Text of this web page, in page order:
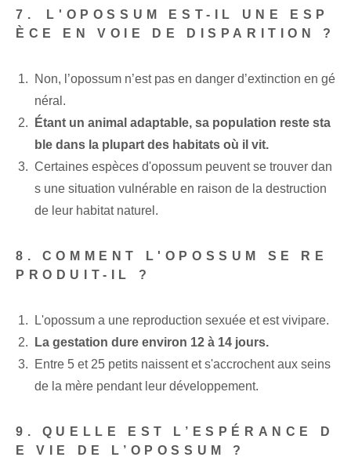
7. ⁢L'OPOSSUM EST-IL UNE ESP
ÈCE EN VOIE DE DISPARITION ?
Non, l’opossum n’est pas en danger d’extinction en gé
néral.
Étant un animal adaptable, sa population reste sta
ble dans la plupart des habitats où il vit.
Certaines espèces d'opossum peuvent se trouver dan
s une situation vulnérable en raison de la destruction
de leur habitat naturel.
8. COMMENT L'OPOSSUM SE RE
PRODUIT-IL ?
L'opossum a une reproduction sexuée⁢ et est vivipare.
La gestation dure environ 12 à 14 jours.
Entre 5 et 25 petits naissent et s'accrochent aux seins
de la mère pendant leur développement.
9. QUELLE EST L’ESPÉRANCE D
E VIE DE L’OPOSSUM ?